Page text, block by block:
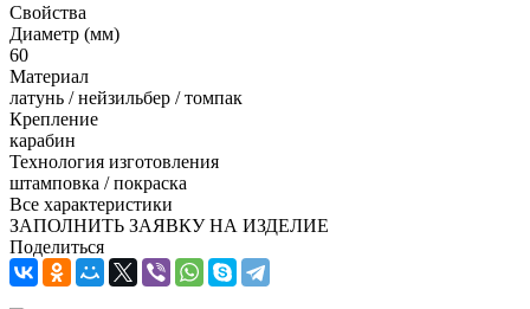
Свойства
Диаметр (мм)
60
Материал
латунь / нейзильбер / томпак
Крепление
карабин
Технология изготовления
штамповка / покраска
Все характеристики
ЗАПОЛНИТЬ ЗАЯВКУ НА ИЗДЕЛИЕ
Поделиться